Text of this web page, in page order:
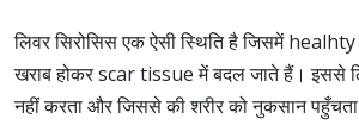
लिवर सिरोसिस एक ऐसी स्थिति है जिसमें
खराब होकर scar tissue में बदल जाते हैं। इससे
नहीं करता और जिससे की शरीर को नुकसान